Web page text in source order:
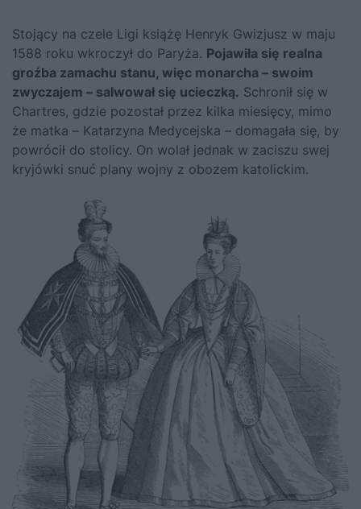
Stojący na czele Ligi książę Henryk Gwizjusz w maju
1588 roku wkroczył do Paryża. Pojawiła się realna
groźba zamachu stanu, więc monarcha – swoim
zwyczajem – salwował się ucieczką. Schronił się w
Chartres, gdzie pozostał przez kilka miesięcy, mimo
że matka – Katarzyna Medycejska – domagała się, by
powrócił do stolicy. On wolał jednak w zaciszu swej
kryjówki snuć plany wojny z obozem katolickim.